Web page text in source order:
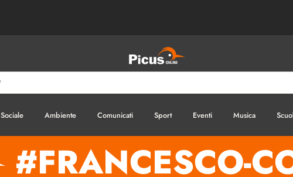
Sociale Ambiente Comunicati Sport Eventi Musica
#FRANCESCO-